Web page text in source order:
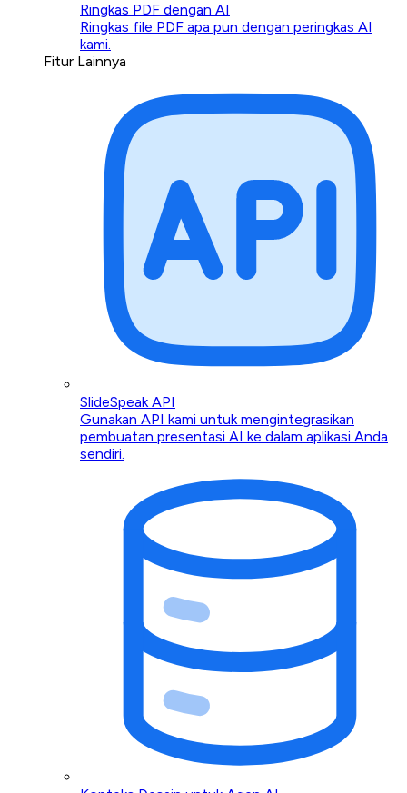
Ringkas PDF dengan AI
Ringkas file PDF apa pun dengan peringkas AI
kami.
Fitur Lainnya
SlideSpeak API
Gunakan API kami untuk mengintegrasikan
pembuatan presentasi AI ke dalam aplikasi Anda
sendiri.